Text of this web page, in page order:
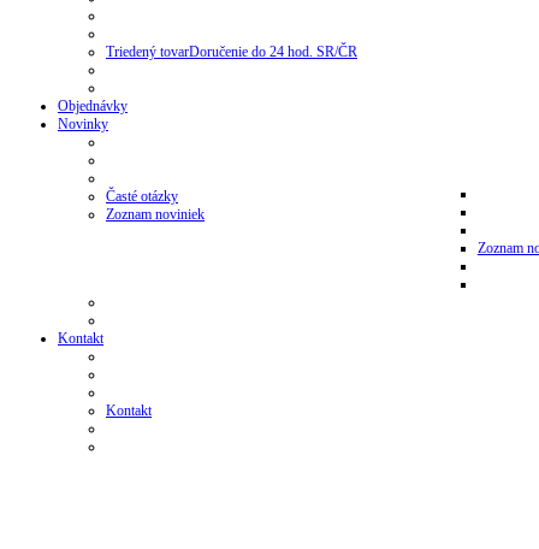
Triedený tovarDoručenie do 24 hod. SR/ČR
Objednávky
Novinky
Časté otázky
Zoznam noviniek
Zoznam
Kontakt
Kontakt